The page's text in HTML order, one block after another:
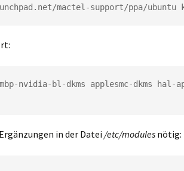
mactel-support/ppa/ubuntu
nvidia-bl-dkms applesmc-dkms hal-
in der Datei/etc/modules nötig: